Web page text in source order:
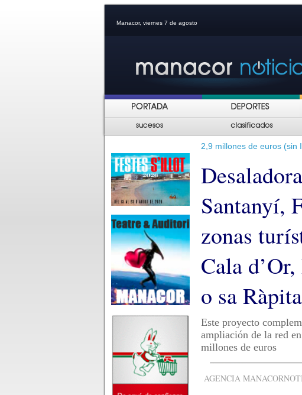
Manacor, viernes 7 de agosto
2,9 millones de euros (sin
Santanyí,
zonas
Cala
o sa Ràpita
Este proyecto
ampliación de la red
millones de euros
AGENCIA